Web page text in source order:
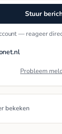
Stuur
— reageer
Probleem
bekeken